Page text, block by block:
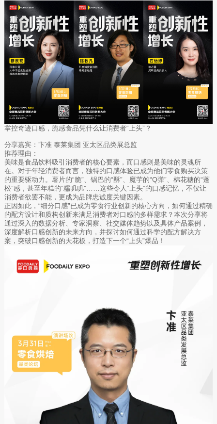
掌控奇迹口感，脆感食品凭什么让消费者“上头”？
分享嘉宾：卞准 泰莱集团 亚太区品类展总监
推荐理由：
美味是食品饮料吸引消费者的核心要素，而口感则是美味的灵魂所
在。对于年轻消费者而言，独特的口感体验已成为他们零食购买决策
的重要驱动力。薯片的“脆”、锅巴的“酥”、魔芋的“Q弹”、棉花糖的“蓬
松”感，甚至年糕的“糯叽叽”……这些令人“上头”的口感记忆，不仅让
消费者欲罢不能，更成为品牌忠诚度关键因素。
正因如此，“细分口感”已成为零食行业创新的核心方向，如何通过精确
的配方设计和质构创新来满足消费者对口感的多样需求？本次分享将
通过深入的数据分析、专家洞察、社交媒体趋势以及具体产品案例，
深度解析口感创新的未来方向，并探讨如何通过科学的配方解决方
案，突破口感创新的天花板，打造下一个“上头”爆品！